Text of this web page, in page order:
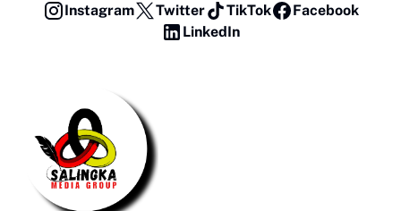
Instagram Twitter TikTok
Facebook
LinkedIn